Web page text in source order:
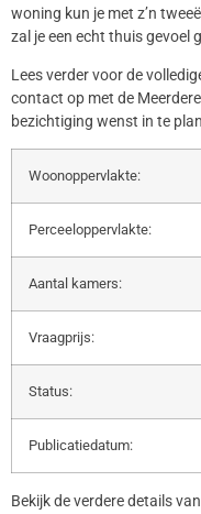
woning kun je met z’n
zal je een echt thuis gevoel
Lees verder voor de
contact op met de
bezichtiging wenst in te
Woonoppervlakte:
Perceeloppervlakte:
Aantal kamers:
Vraagprijs:
Status:
Publicatiedatum:
Bekijk de verdere details